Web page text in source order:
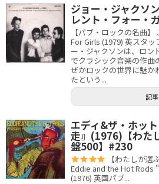
ジョー・ジャクソ
レント・フォー・
【パブ・ロックの名曲
For Girls (1979) 英スタ
ー・ジャクソンは、ロン
でクラシック音楽の作曲
ぜかロックの世界に魅か
たという...
記
エディ&ザ・ホッ
走』(1976)【わた
盤500】#230
【わたしが選
Eddie and the Hot Rods
(1976) 英国パブ...